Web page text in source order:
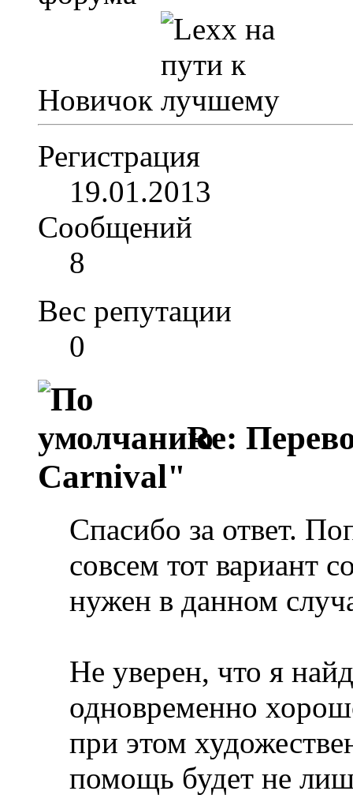
Новичок
Регистрация
19.01.2013
Сообщений
8
Вес репутации
0
Re:
Carnival"
Спасибо за ответ.
совсем тот вариант
нужен в данном
Не уверен, что я
одновременно
при этом
помощь будет не